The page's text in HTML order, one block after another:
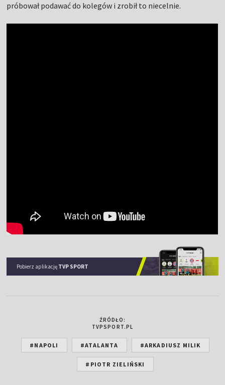
próbował podawać do kolegów i zrobił to niecelnie.
Pobierz aplikację TVP SPORT
ŹRÓDŁO:
TVPSPORT.PL
#NAPOLI #ATALANTA #ARKADIUSZ MILIK
#PIOTR ZIELIŃSKI